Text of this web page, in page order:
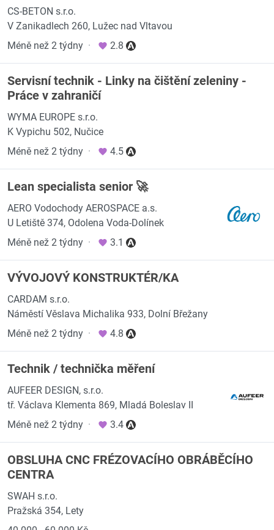
CS-BETON s.r.o.
V Zanikadlech 260, Lužec nad Vltavou
Méně než 2 týdny · 2.8
Servisní technik - Linky na čištění zeleniny -
Práce v zahraničí
WYMA EUROPE s.r.o.
K Vypichu 502, Nučice
Méně než 2 týdny · 4.5
Lean specialista senior 🚀
AERO Vodochody AEROSPACE a.s.
U Letiště 374, Odolena Voda-Dolínek
Méně než 2 týdny · 3.1
VÝVOJOVÝ KONSTRUKTÉR/KA
CARDAM s.r.o.
Náměstí Věslava Michalika 933, Dolní Břežany
Méně než 2 týdny · 4.8
Technik / technička měření
AUFEER DESIGN, s.r.o.
tř. Václava Klementa 869, Mladá Boleslav II
Méně než 2 týdny · 3.4
OBSLUHA CNC FRÉZOVACÍHO OBRÁBĚCÍHO
CENTRA
SWAH s.r.o.
Pražská 354, Lety